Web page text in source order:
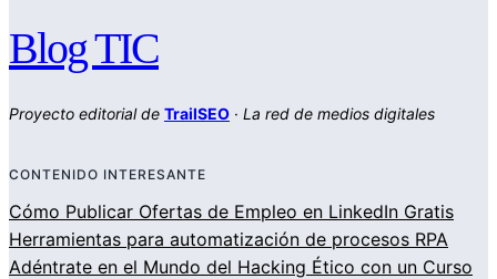
Blog TIC
Proyecto editorial de TrailSEO · La red de medios digitales
CONTENIDO INTERESANTE
Cómo Publicar Ofertas de Empleo en LinkedIn Gratis
Herramientas para automatización de procesos RPA
Adéntrate en el Mundo del Hacking Ético con un Curso